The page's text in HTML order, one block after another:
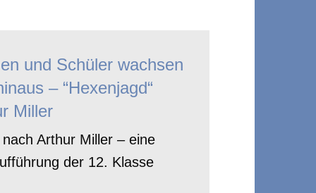
und Schüler wachsen
– “Hexenjagd“
Miller
nach Arthur Miller – eine
der 12. Klasse